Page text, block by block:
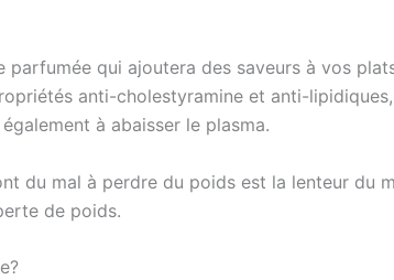
qui ajoutera des saveurs à vos
anti-cholestyramine et anti-
à abaisser le plasma.
du mal à perdre du poids est la lenteur du
de poids.